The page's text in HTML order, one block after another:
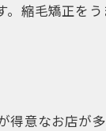
縮毛矯正を
意なお店が